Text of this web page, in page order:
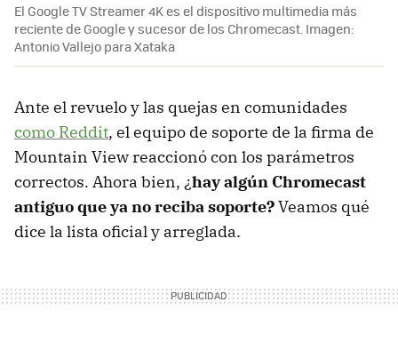
El Google TV Streamer 4K es el dispositivo multimedia más
reciente de Google y sucesor de los Chromecast. Imagen:
Antonio Vallejo para Xataka
Ante el revuelo y las quejas en comunidades
como Reddit, el equipo de soporte de la firma de
Mountain View reaccionó con los parámetros
correctos. Ahora bien, ¿hay algún Chromecast
antiguo que ya no reciba soporte?Veamos qué
dice la lista oficial y arreglada.